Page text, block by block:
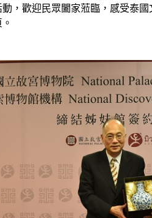
，歡迎民眾闔家蒞臨，感受泰國